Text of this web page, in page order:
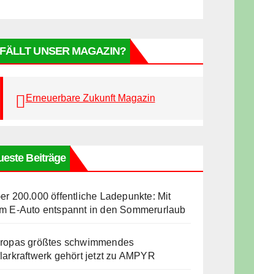
UNSER MAGAZIN?
Erneuerbare Zukunft Magazin
Beiträge
200.000 öffentliche Ladepunkte: Mit
E-Auto entspannt in den Sommerurlaub
größtes schwimmendes
gehört jetzt zu AMPYR